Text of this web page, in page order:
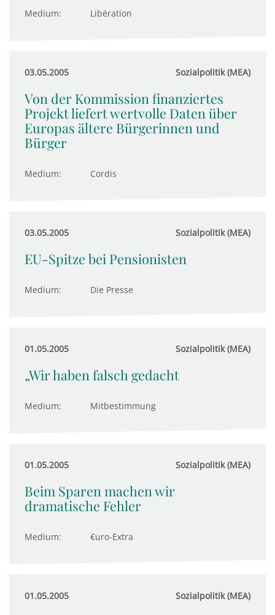
Medium: Libération
03.05.2005 Sozialpolitik (MEA)
Von der Kommission finanziertes
Projekt liefert wertvolle Daten über
Europas ältere Bürgerinnen und
Bürger
Medium: Cordis
03.05.2005 Sozialpolitik (MEA)
EU-Spitze bei Pensionisten
Medium: Die Presse
01.05.2005 Sozialpolitik (MEA)
„Wir haben falsch gedacht
Medium: Mitbestimmung
01.05.2005 Sozialpolitik (MEA)
Beim Sparen machen wir
dramatische Fehler
Medium: €uro-Extra
01.05.2005 Sozialpolitik (MEA)